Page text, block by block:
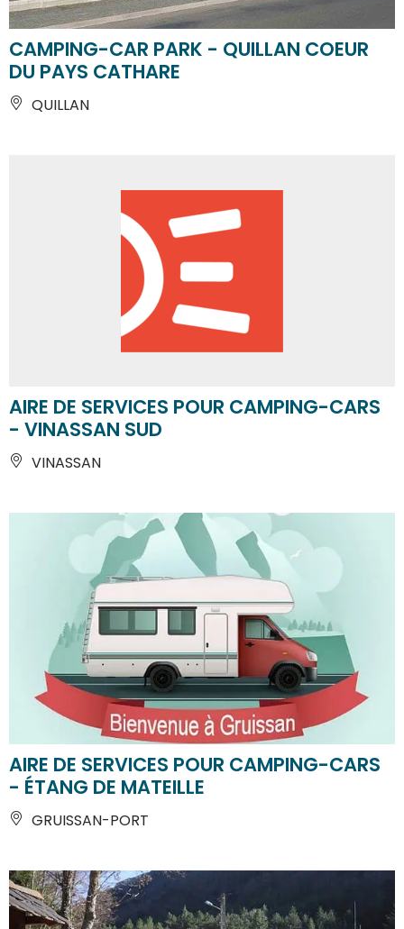
CAMPING-CAR PARK - QUILLAN COEUR
DU PAYS CATHARE
QUILLAN
AIRE DE SERVICES POUR CAMPING-CARS
- VINASSAN SUD
VINASSAN
AIRE DE SERVICES POUR CAMPING-CARS
- ÉTANG DE MATEILLE
GRUISSAN-PORT